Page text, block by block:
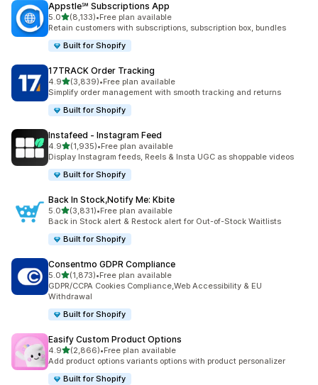
Appstle℠ Subscriptions App
5.0เต็ม 5 ดาว
(8,133)
ทั้งหมด 8133 รีวิว
•Free plan available
Retain customers with subscriptions, subscription box, bundles
Built for Shopify
17TRACK Order Tracking
4.9เต็ม 5 ดาว
(3,839)
ทั้งหมด 3839 รีวิว
•Free plan available
Simplify order management with smooth tracking and returns
Built for Shopify
Instafeed ‑ Instagram Feed
4.9เต็ม 5 ดาว
(1,935)
ทั้งหมด 1935 รีวิว
•Free plan available
Display Instagram feeds, Reels & Insta UGC as shoppable videos
Built for Shopify
Back In Stock,Notify Me: Kbite
5.0เต็ม 5 ดาว
(3,831)
ทั้งหมด 3831 รีวิว
•Free plan available
Back in Stock alert & Restock alert for Out-of-Stock Waitlists
Built for Shopify
Consentmo GDPR Compliance
5.0เต็ม 5 ดาว
(1,873)
ทั้งหมด 1873 รีวิว
•Free plan available
GDPR/CCPA Cookies Compliance,Web Accessibility & EU
Withdrawal
Built for Shopify
Easify Custom Product Options
4.9เต็ม 5 ดาว
(2,866)
ทั้งหมด 2866 รีวิว
•Free plan available
Add product options variants options with product personalizer
Built for Shopify